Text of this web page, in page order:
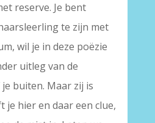
reserve. Je bent
te zijn met
wil je in deze poëzie
uitleg van de
buiten. Maar zij is
je hier en daar een clue,